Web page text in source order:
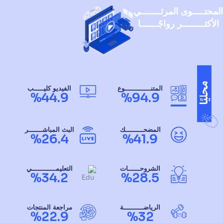
المحتـــــوى المرئــــــــي
الأكثـــــــــر رواجًـــــــا
المتنـــــــــــــوع
%94.9
الفيديو كليـــــب
%44.9
المضحـــــــــك
%41.9
البث المباشـــــــر
%26.4
الشروحــــــات
%28.5
التعليمــــــــــــي
%34.2
الرياضــــــــــة
%32
مراجعة المنتجات
%22.9